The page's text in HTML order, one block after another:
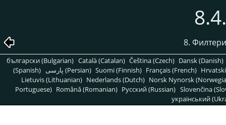
8.
български (Bulgarian) Català (Catalan) Čeština (Czech) Dansk (Danish)
(Spanish)
پارسی (Persian) Suomi (Finnish) Français (French)
Lietuvis (Lithuanian) Nederlands (Dutch) Norsk Nynorsk
Portuguese) Română (Romanian) Pусский (Russian) Slovenčina
український